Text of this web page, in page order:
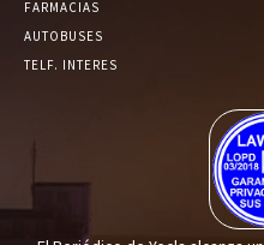
FARMACIAS
AUTOBUSES
TELF. INTERES